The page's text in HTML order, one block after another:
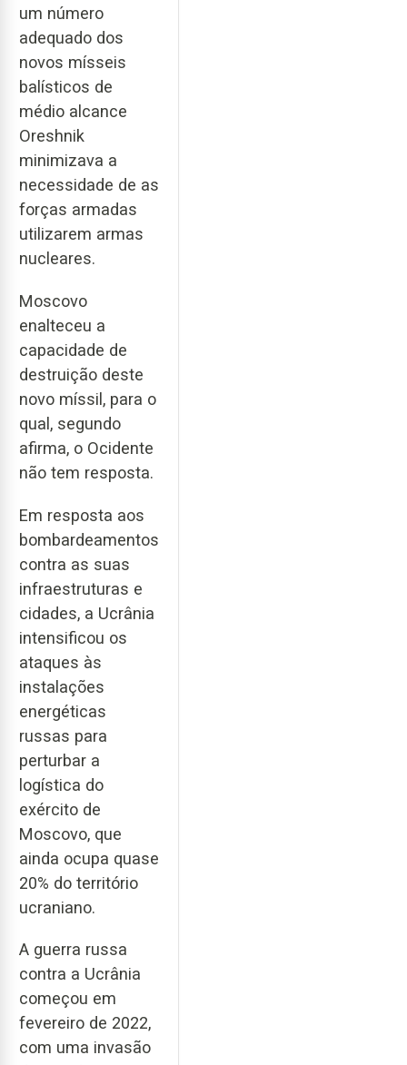
um número
adequado dos
novos mísseis
balísticos de
médio alcance
Oreshnik
minimizava a
necessidade de as
forças armadas
utilizarem armas
nucleares.
Moscovo
enalteceu a
capacidade de
destruição deste
novo míssil, para o
qual, segundo
afirma, o Ocidente
não tem resposta.
Em resposta aos
bombardeamentos
contra as suas
infraestruturas e
cidades, a Ucrânia
intensificou os
ataques às
instalações
energéticas
russas para
perturbar a
logística do
exército de
Moscovo, que
ainda ocupa quase
20% do território
ucraniano.
A guerra russa
contra a Ucrânia
começou em
fevereiro de 2022,
com uma invasão